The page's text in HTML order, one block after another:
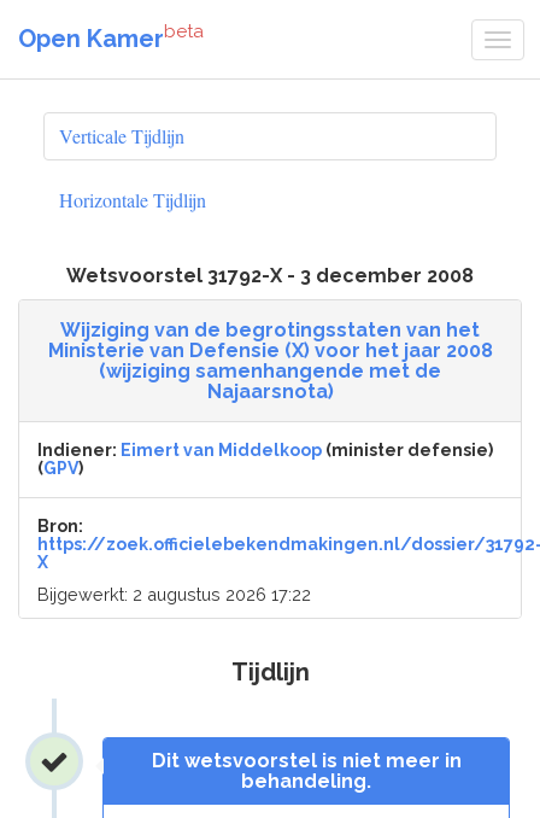
Open Kamerbeta
Verticale Tijdlijn
Horizontale Tijdlijn
Wetsvoorstel 31792-X - 3 december 2008
Wijziging van de begrotingsstaten van het
Ministerie van Defensie (X) voor het jaar 2008
(wijziging samenhangende met de
Najaarsnota)
Indiener: Eimert van Middelkoop (minister defensie)
(GPV)
Bron:
https://zoek.officielebekendmakingen.nl/dossier/
X
Bijgewerkt: 2 augustus 2026 17:22
Tijdlijn
Dit wetsvoorstel is niet meer in
behandeling.